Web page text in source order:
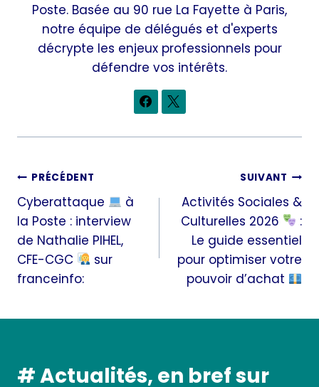
Poste. Basée au 90 rue La Fayette à Paris,
notre équipe de délégués et d'experts
décrypte les enjeux professionnels pour
défendre vos intérêts.
Navigation
de
l’article
PRÉCÉDENT
Cyberattaque
à
la Poste : interview
de Nathalie PIHEL,
CFE-CGC
sur
franceinfo:
SUIVANT
Activités Sociales &
Culturelles 2026
:
Le guide essentiel
pour optimiser votre
pouvoir d’achat
# Actualités, en bref sur